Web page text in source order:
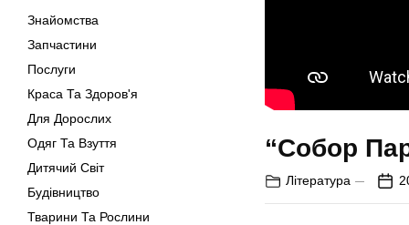
Знайомства
Запчастини
Послуги
Краса Та Здоров'я
Для Дорослих
Одяг Та Взуття
Дитячий Світ
Будівництво
Тварини Та Рослини
“Собор
Література